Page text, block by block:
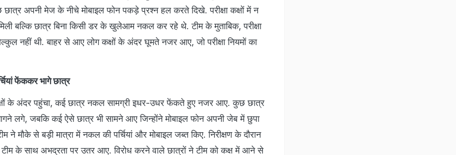
अपनी मेज के नीचे मोबाइल फोन पकड़े प्रश्न हल करते दिखे. परीक्षा कक्षों में न
बल्कि छात्र बिना किसी डर के खुलेआम नकल कर रहे थे. टीम के मुताबिक, परीक्षा
नहीं थी. बाहर से आए लोग कक्षों के अंदर घूमते नजर आए, जो परीक्षा नियमों का
फेंककर भागे छात्र
के अंदर पहुंचा, कई छात्र नकल सामग्री इधर-उधर फेंकते हुए नजर आए. कुछ छात्र
लगे, जबकि कई ऐसे छात्र भी सामने आए जिन्होंने मोबाइल फोन अपनी जेब में छुपा
ने मौके से बड़ी मात्रा में नकल की पर्चियां और मोबाइल जब्त किए. निरीक्षण के दौरान
के साथ अभद्रता पर उतर आए. विरोध करने वाले छात्रों ने टीम को कक्ष में आने से